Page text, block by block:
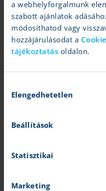
a webhelyforgalmunk
szabott ajánlatok
módosíthatod vagy
hozzájárulásodat a
tájékoztatás oldalon.
kiválasztása
Elengedhetetlen
Beállítások
Statisztikai
Marketing
12 fontos hír ma reggel
K&H Értékpapír | 2026.06.09
Nemesfémek, olaj, Marvell,
K&H Értékpapír